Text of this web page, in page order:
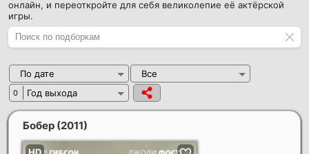
онлайн, и переоткройте для себя великолепие её актёрской
игры.
По дате Все
0 Год выхода
Бобер (2011)